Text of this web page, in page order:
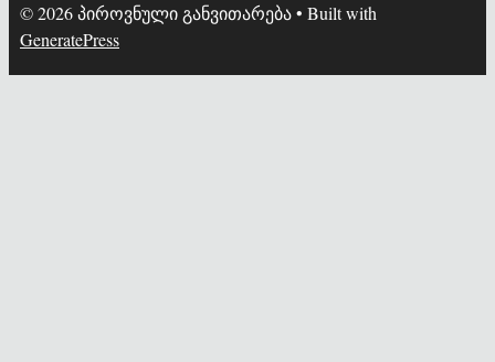
© 2026 პიროვნული განვითარება• Built with
GeneratePress